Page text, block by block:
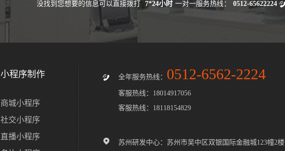
没找到您想要的信息可以直接拨打 7*24小时 一对一服务热线： 0512-65622224
小程序制作
商城小程序
社交小程序
直播小程序
全年服务热线： 0512-6562-2224
客服热线：18014917056
客服热线：18118154829
苏州研发中心：苏州市吴中区双银国际金融城123幢2楼